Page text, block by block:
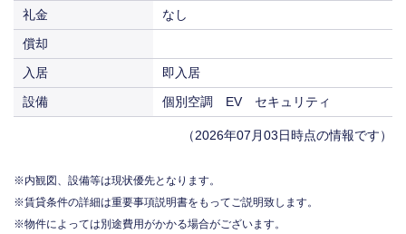
礼金
なし
償却
入居
即入居
設備
個別空調 EV セキュリティ
（2026年07月03日時点の情報です）
内観図、設備等は現状優先となります。
賃貸条件の詳細は重要事項説明書をもってご説明致します。
物件によっては別途費用がかかる場合がございます。